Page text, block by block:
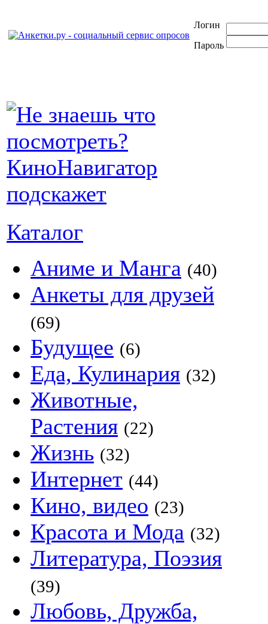
Логин
Пароль
Каталог
Аниме и Манга (40)
Анкеты для друзей
(69)
Будущее (6)
Еда, Кулинария (32)
Животные,
Растения (22)
Жизнь (32)
Интернет (44)
Кино, видео (23)
Красота и Мода (32)
Литература, Поэзия
(39)
Любовь, Дружба,